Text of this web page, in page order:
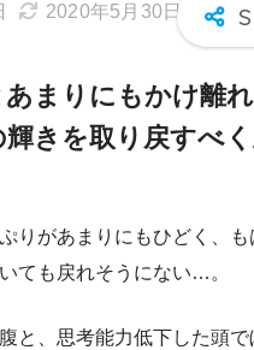
2020年5月30日
まりにもかけ離
きを取り戻すべ
りがあまりにもひどく、
ても戻れそうにない…。
と、思考能力低下した頭で